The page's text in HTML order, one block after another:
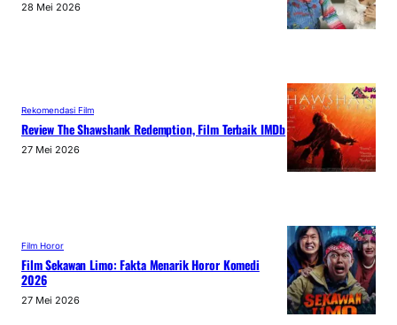
28 Mei 2026
Rekomendasi Film
Review The Shawshank Redemption, Film Terbaik IMDb
27 Mei 2026
Film Horor
Film Sekawan Limo: Fakta Menarik Horor Komedi
2026
27 Mei 2026